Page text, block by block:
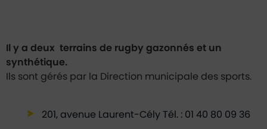
Il y a deux terrains de rugby gazonnés et un
synthétique.
Ils sont gérés par la Direction municipale des sports.
201, avenue Laurent-Cély Tél. : 01 40 80 09 36